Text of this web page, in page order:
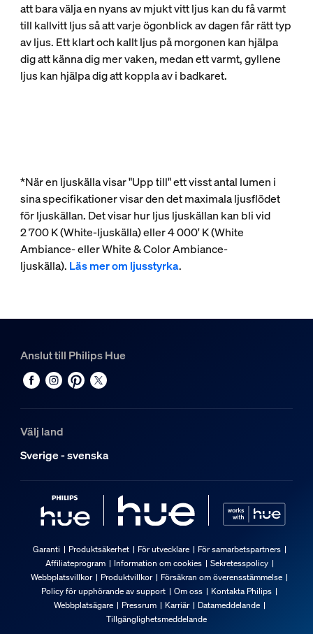
att bara välja en nyans av mjukt vitt ljus kan du få varmt
till kallvitt ljus så att varje ögonblick av dagen får rätt typ
av ljus. Ett klart och kallt ljus på morgonen kan hjälpa
dig att känna dig mer vaken, medan ett varmt, gyllene
ljus kan hjälpa dig att koppla av i badkaret.
*När en ljuskälla visar "Upp till" ett visst antal lumen i
sina specifikationer visar den det maximala ljusflödet
för ljuskällan. Det visar hur ljus ljuskällan kan bli vid
2 700 K (White-ljuskälla) eller 4 000' K (White
Ambiance- eller White & Color Ambiance-
ljuskälla). Läs mer om ljusstyrka.
Anslut till Philips Hue
Välj land
Sverige - svenska
Garanti Produktsäkerhet För utvecklare
För samarbetspartners
Affiliateprogram
Information om cookies
Sekretesspolicy
Webbplatsvillkor
Produktvillkor
Försäkran om överensstämmelse
Policy för upphörande av support
Om oss
Kontakta Philips
Webbplatsägare
Pressrum Karriär
Datameddelande
Tillgänglighetsmeddelande